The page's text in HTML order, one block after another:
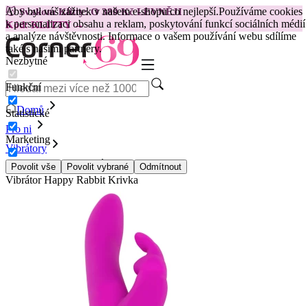
Aby byl váš zážitek v našem e-shopu co nejlepší.Používáme cookies
k personalizaci obsahu a reklam, poskytování funkcí sociálních médií
a analýze návštěvnosti. Informace o vašem používání webu sdílíme
také s našimi partnery.
Nezbytné
Funkční
Statistické
Marketing
Povolit vše Povolit vybrané Odmítnout
😽Svakom Klitty: O 380 Kč LEVNĚJI
Kód: KLITTY →
Domů
Pro ni
Vibrátory
Králíčkové vibrátory
Vibrátor Happy Rabbit Krivka